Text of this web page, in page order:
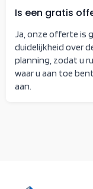
Is een gratis
Ja, onze offerte is
duidelijkheid over
planning, zodat u
waar u aan toe
aan.